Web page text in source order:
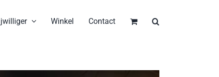
Winkel Contact